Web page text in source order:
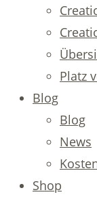
Platz
Blog
Blog
News
Shop